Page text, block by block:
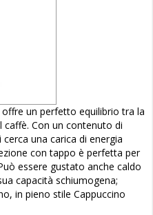
un perfetto equilibrio tra la
Con un contenuto di
una carica di energia
con tappo è perfetta per
essere gustato anche caldo
capacità schiumogena;
in pieno stile Cappuccino